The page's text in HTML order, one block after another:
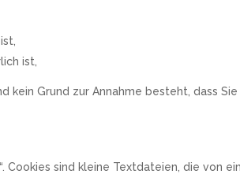
ist,
Grund zur Annahme besteht, dass
Cookies sind kleine Textdateien, die von